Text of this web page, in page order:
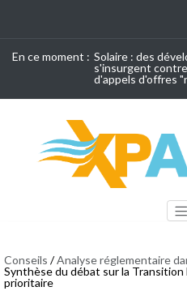
En ce moment : Solaire : des
s'insurgent
d'appels d'offres
Conseils /Analyse réglementaire
Synthèse du débat sur la
prioritaire